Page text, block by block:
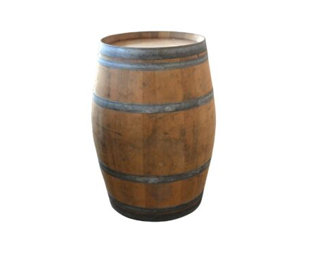
Tonneaux en bois
29,00€